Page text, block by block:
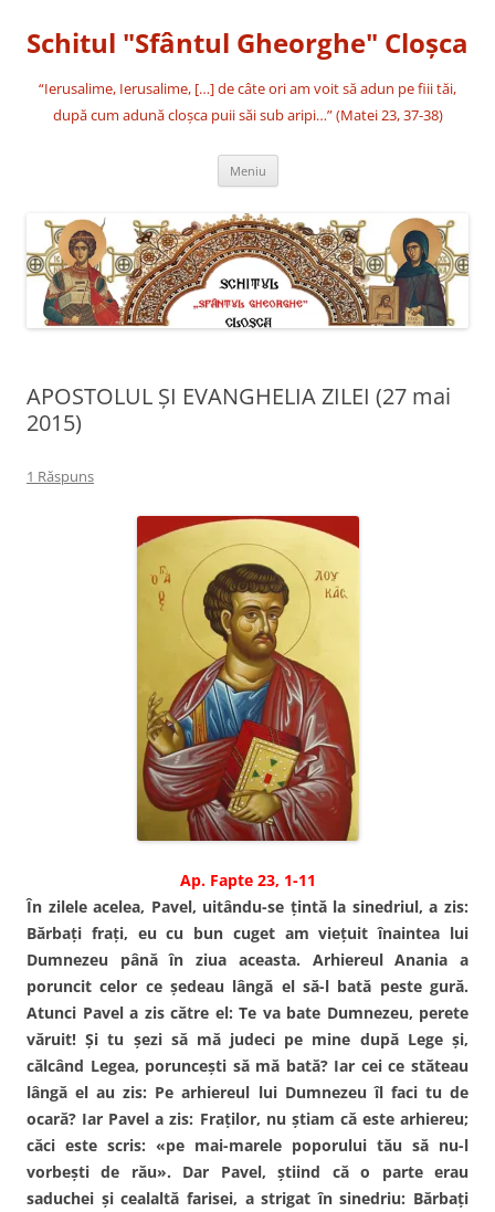
conținut
Schitul "Sfântul Gheorghe" Cloşca
“Ierusalime, Ierusalime, […] de câte ori am voit să adun pe fiii tăi,
după cum adună cloşca puii săi sub aripi…” (Matei 23, 37-38)
Meniu
APOSTOLUL ȘI EVANGHELIA ZILEI (27 mai
2015)
1 Răspuns
Ap. Fapte 23, 1-11
În zilele acelea, Pavel, uitându-se ţintă la sinedriul, a zis:
Bărbaţi fraţi, eu cu bun cuget am vieţuit înaintea lui
Dumnezeu până în ziua aceasta. Arhiereul Anania a
poruncit celor ce şedeau lângă el să-l bată peste gură.
Atunci Pavel a zis către el: Te va bate Dumnezeu, perete
văruit! Şi tu şezi să mă judeci pe mine după Lege şi,
călcând Legea, porunceşti să mă bată? Iar cei ce stăteau
lângă el au zis: Pe arhiereul lui Dumnezeu îl faci tu de
ocară? Iar Pavel a zis: Fraţilor, nu ştiam că este arhiereu;
căci este scris: «pe mai-marele poporului tău să nu-l
vorbeşti de rău». Dar Pavel, ştiind că o parte erau
saduchei şi cealaltă farisei, a strigat în sinedriu: Bărbaţi